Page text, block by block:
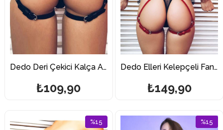
Dedo Deri Çekici Kalça Aksesuarı
₺109,90
Dedo Elleri Kelepçeli Fantazi Kırmızı Kalça Aksesuarı
₺149,90
%15
%15